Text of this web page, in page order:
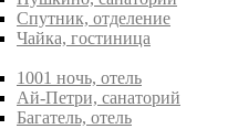
Спутник, отделение
Чайка, гостиница
1001 ночь, отель
Ай-Петри, санаторий
Багатель, отель